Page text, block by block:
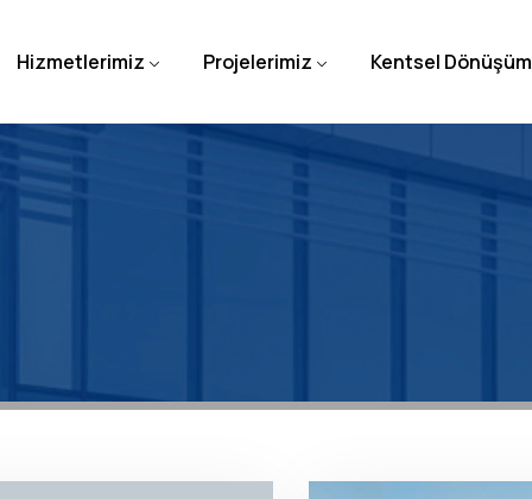
Hizmetlerimiz Projelerimiz Kentsel Dönüşüm